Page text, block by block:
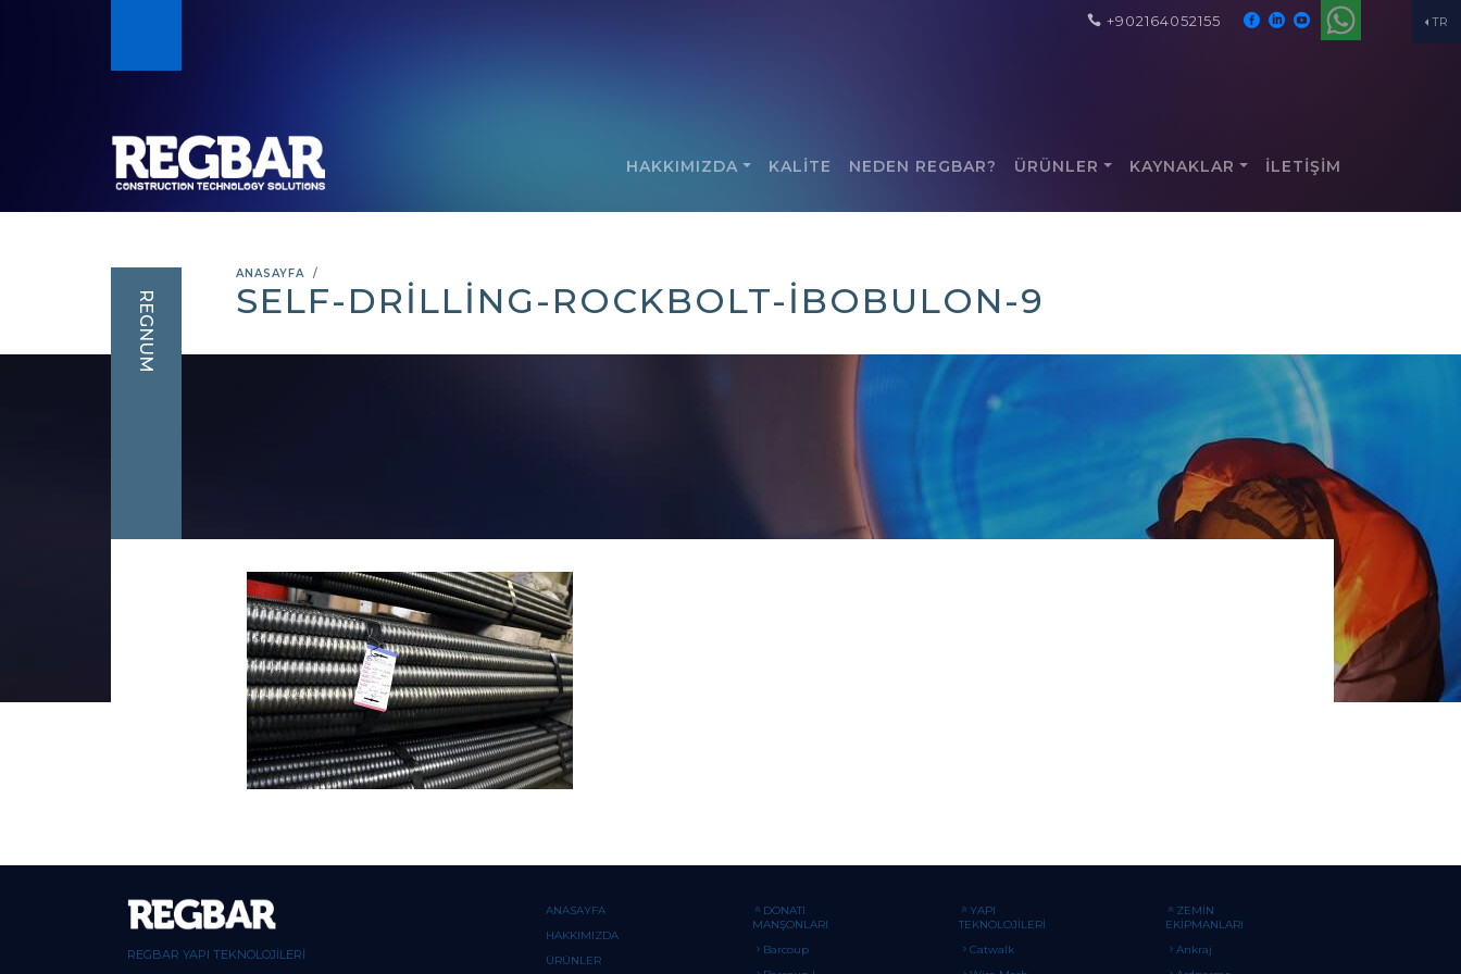
TR
+902164052155
HAKKIMIZDA KALİTE NEDEN REGBAR? ÜRÜNLER KAYNAKLAR İLETİŞİM
ANASAYFA
SELF-DRILLING-ROCKBOLT-IBOBULON-9
REGNUM
REGBAR YAPI TEKNOLOJİLERİ
ANASAYFA
HAKKIMIZDA
ÜRÜNLER
DONATI
MANŞONLARI
Barcoup
YAPI
TEKNOLOJİLERİ
Catwalk
ZEMİN
EKİPMANLARI
Ankraj